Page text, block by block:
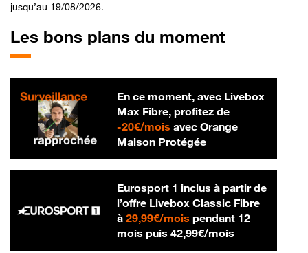
jusqu’au 19/08/2026.
Les bons plans du moment
En ce moment, avec Livebox
Max Fibre, profitez de
-20€/mois20 € par mois
avec Orange
Maison Protégée
Eurosport 1 inclus à partir de
l’offre Livebox Classic Fibre
à 29,99€/mois29,99 € par mois
pendant 12
mois puis 42,99€/mois42,99 € par